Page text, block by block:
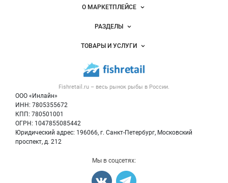
Важные разделы и контакты
Fishretail.ru – весь рынок рыбы в России.
ООО «Инлайн»
ИНН: 7805355672
КПП: 780501001
ОГРН: 1047855085442
Юридический адрес: 196066, г. Санкт-Петербург, Московский
проспект, д. 212
Навигация по сайтуО МАРКЕТПЛЕЙСЕ
Новости Fishretail.ru
Размещение рекламы
Публичная оферта
Контактная информация
Политика обработки персональных данных
РАЗДЕЛЫ
Объявления
Новости рынка
Блог
ТОВАРЫ И УСЛУГИ
Рыба
Икра
Мы в соцсетях: